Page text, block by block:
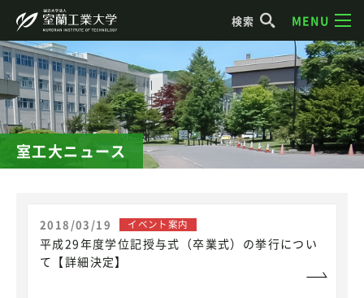
検索 MENU
室工大ニュース
2018/03/19 イベント案内
平成29年度学位記授与式（卒業式）の挙行につい
て【詳細決定】